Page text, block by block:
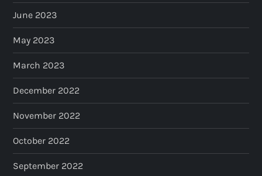
June 2023
May 2023
March 2023
December 2022
November 2022
October 2022
September 2022